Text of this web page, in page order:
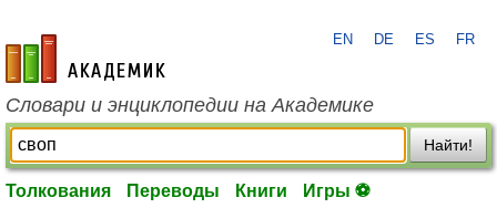
academic.ru
EN DE ES FR
Словари и энциклопедии на Академике
Найти!
Толкования Переводы Книги Игры ⚽